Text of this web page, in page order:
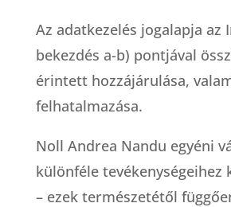
Az adatkezelés jogalapja az
bekezdés a-b) pontjával
érintett hozzájárulása,
felhatalmazása.
Noll Andrea Nandu egyéni
különféle tevékenységeihez
– ezek természetétől